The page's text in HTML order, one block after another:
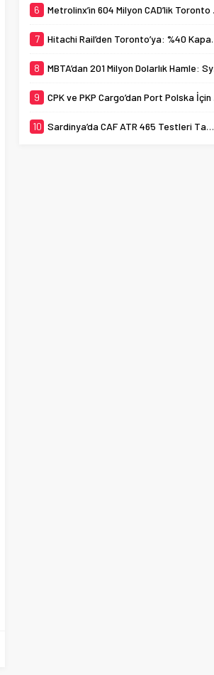
6 Metrolinx’in 604 Milyon CAD’lik Toronto Uzatmasında Kazı Başladı
7 Hitachi Rail’den Toronto’ya: %40 Kapasite Artışı Getiren CBTC Anlaşması
8 MBTA’dan 201 Milyon Dolarlık Hamle: Symphony İstasyonu 2030’a Kadar Kapalı
9 CPK ve PKP Cargo’dan Port Polska İçin Yük Odaklı Planlama Anlaşması
10 Sardinya’da CAF ATR 465 Testleri Tamam: 150 km/sa, 2 Saat 15 Dakika